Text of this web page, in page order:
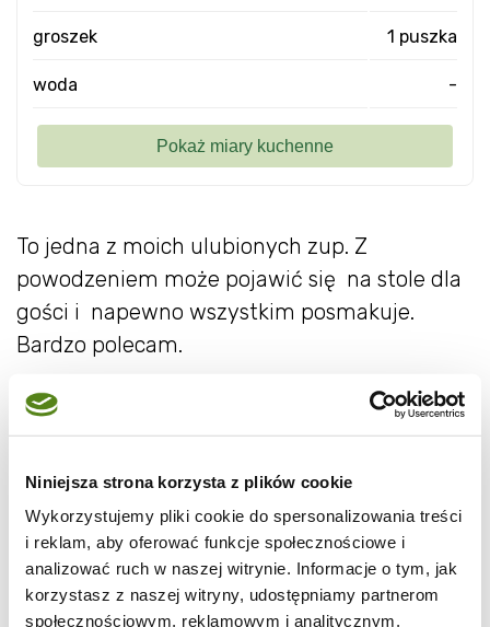
Niniejsza strona korzysta z plików cookie
Wykorzystujemy pliki cookie do spersonalizowania treści
i reklam, aby oferować funkcje społecznościowe i
analizować ruch w naszej witrynie. Informacje o tym, jak
korzystasz z naszej witryny, udostępniamy partnerom
społecznościowym, reklamowym i analitycznym.
To jedna z moich ulubionych zup. Z
powodzeniem może pojawić się na stole dla
gości i napewno wszystkim posmakuje.
Bardzo polecam.
groszek 1 puszka
woda -